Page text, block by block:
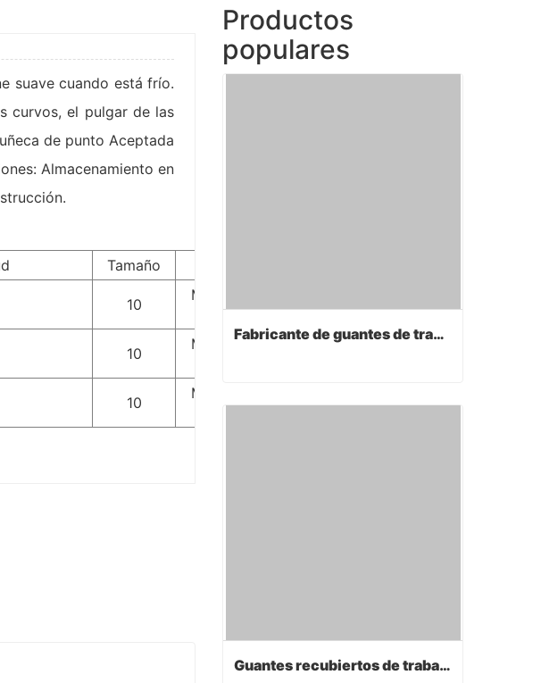
suave cuando está frío.
curvos, el pulgar de las
de punto Aceptada
Almacenamiento en
Tamaño
10
Muñeca de
punto
10
Muñeca de
10
Muñeca de
Productos
populares
Fabricante de guantes de trabajo
Fabricante de guantes de trabajo
Guantes recubiertos de trabajo de PVC